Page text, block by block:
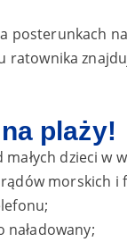
posterunkach
ratownika
plaży!
dzieci w
morskich i
naładowany;